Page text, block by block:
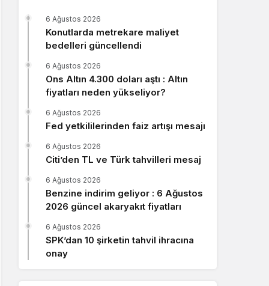
Gündüz modunu seçin.
Gece Modu
Gece modunu seçin.
Sistem Modu
Sistem modunu seçin.
Konutlarda metrekare maliyet
bedelleri güncellendi
6 Ağustos 2026
Ons Altın 4.300 doları aştı : Altın
fiyatları neden yükseliyor?
6 Ağustos 2026
Fed yetkililerinden faiz artışı mesajı
6 Ağustos 2026
Citi’den TL ve Türk tahvilleri mesaj
6 Ağustos 2026
Benzine indirim geliyor : 6 Ağustos
2026 güncel akaryakıt fiyatları
6 Ağustos 2026
SPK’dan 10 şirketin tahvil ihracına
onay
6 Ağustos 2026